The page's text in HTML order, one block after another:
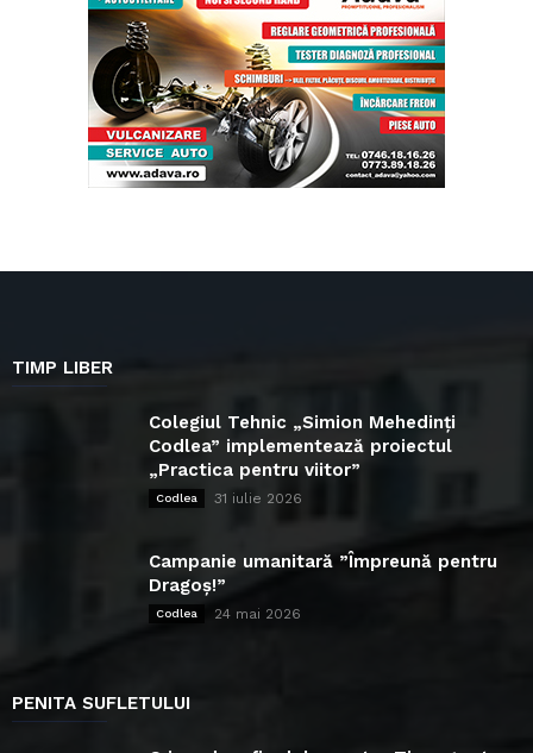
TIMP LIBER
Colegiul Tehnic „Simion Mehedinți
Codlea” implementează proiectul
„Practica pentru viitor”
Codlea 31 iulie 2026
Campanie umanitară ”Împreună pentru
Dragoș!”
Codlea 24 mai 2026
PENITA SUFLETULUI